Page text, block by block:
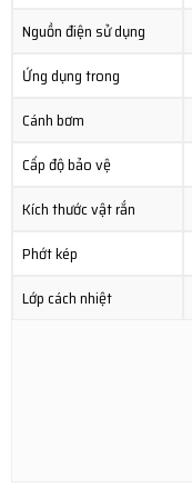
Nguồn điện sử dụng
Ứng dụng trong
Cánh bơm
Cấp độ bảo vệ
Kích thước vật rắn
Phớt kép
Lớp cách nhiệt